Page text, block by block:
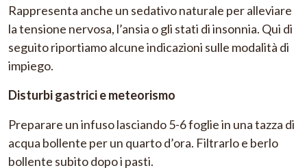
Rappresenta anche un sedativo naturale per alleviare
la tensione nervosa, l’ansia o gli stati di insonnia. Qui di
seguito riportiamo alcune indicazioni sulle modalità di
impiego.
Disturbi gastrici e meteorismo
Preparare un infuso lasciando 5-6 foglie in una tazza di
acqua bollente per un quarto d’ora. Filtrarlo e berlo
bollente subito dopo i pasti.